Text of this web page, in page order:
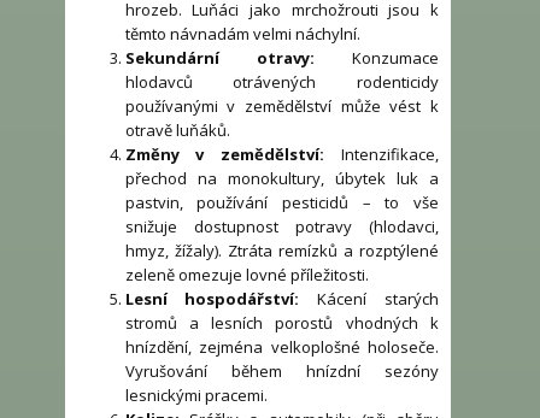
hrozeb. Luňáci jako mrchožrouti jsou k
těmto návnadám velmi náchylní.
Sekundární otravy: Konzumace
hlodavců otrávených rodenticidy
používanými v zemědělství může vést k
otravě luňáků.
Změny v zemědělství: Intenzifikace,
přechod na monokultury, úbytek luk a
pastvin, používání pesticidů – to vše
snižuje dostupnost potravy (hlodavci,
hmyz, žížaly). Ztráta remízků a rozptýlené
zeleně omezuje lovné příležitosti.
Lesní hospodářství: Kácení starých
stromů a lesních porostů vhodných k
hnízdění, zejména velkoplošné holoseče.
Vyrušování během hnízdní sezóny
lesnickými pracemi.